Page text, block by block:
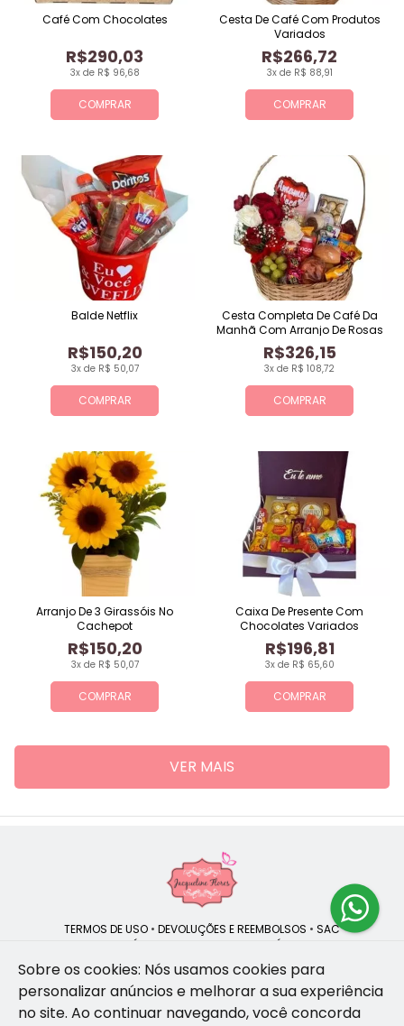
COMPRAR
3x de R$ 96,68
R$290,03
Café Com Chocolates
COMPRAR
3x de R$ 88,91
R$266,72
Cesta De Café Com Produtos
Variados
COMPRAR
3x de R$ 50,07
R$150,20
Balde Netflix
COMPRAR
3x de R$ 108,72
R$326,15
Cesta Completa De Café Da
Manhã Com Arranjo De Rosas
COMPRAR
3x de R$ 50,07
R$150,20
Arranjo De 3 Girassóis No
Cachepot
COMPRAR
3x de R$ 65,60
R$196,81
Caixa De Presente Com
Chocolates Variados
VER MAIS
TERMOS DE USO • DEVOLUÇÕES E REEMBOLSOS • SAC
POLÍTICA DE PRIVACIDADE POLÍTICA DE COOKIES
Jacqueline Flores | CNPJ: 47.335.418/0001-13
Sobre os cookies: Nós usamos cookies para
personalizar anúncios e melhorar a sua experiência
no site. Ao continuar navegando, você concorda